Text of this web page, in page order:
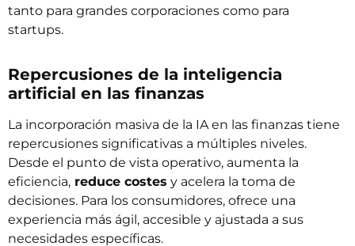
tanto para grandes corporaciones como para
startups.
Repercusiones de la inteligencia
artificial en las finanzas
La incorporación masiva de la IA en las finanzas tiene
repercusiones significativas a múltiples niveles.
Desde el punto de vista operativo, aumenta la
eficiencia, reduce costes y acelera la toma de
decisiones. Para los consumidores, ofrece una
experiencia más ágil, accesible y ajustada a sus
necesidades específicas.